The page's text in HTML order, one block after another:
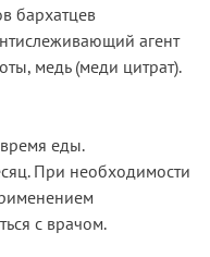
бархатцев
агент
медь (меди цитрат).
еды.
При необходимости
с врачом.